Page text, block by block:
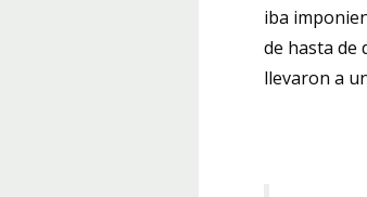
iba
de hasta de
llevaron a